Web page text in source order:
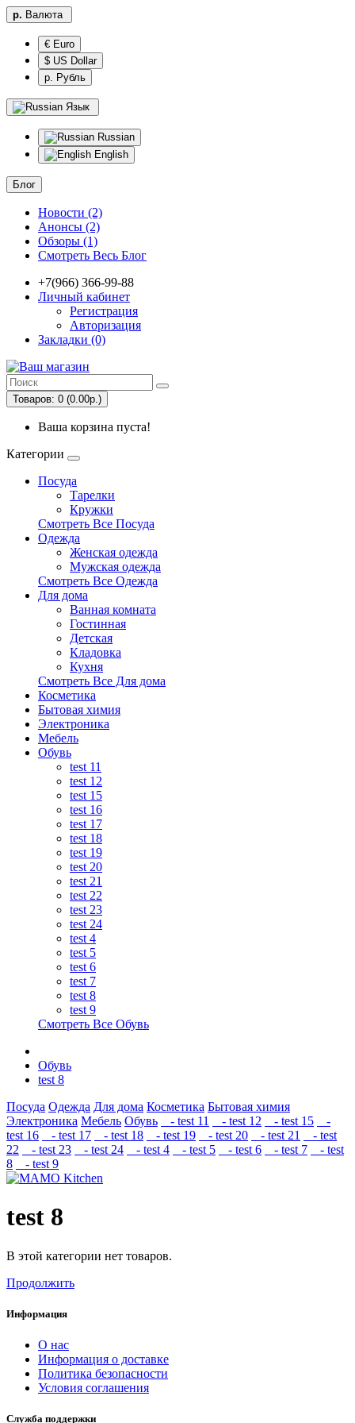
р. Валюта
€ Euro
$ US Dollar
р. Рубль
Язык
Russian
English
Блог
Новости (2)
Анонсы (2)
Обзоры (1)
Смотреть Весь Блог
+7(966) 366-99-88
Личный кабинет
Регистрация
Авторизация
Закладки (0)
Товаров: 0 (0.00р.)
Ваша корзина пуста!
Категории
Посуда
Тарелки
Кружки
Смотреть Все Посуда
Одежда
Женская одежда
Мужская одежда
Смотреть Все Одежда
Для дома
Ванная комната
Гостинная
Детская
Кладовка
Кухня
Смотреть Все Для дома
Косметика
Бытовая химия
Электроника
Мебель
Обувь
test 11
test 12
test 15
test 16
test 17
test 18
test 19
test 20
test 21
test 22
test 23
test 24
test 4
test 5
test 6
test 7
test 8
test 9
Смотреть Все Обувь
Обувь
test 8
Посуда Одежда Для дома Косметика Бытовая химия
Электроника Мебель Обувь - test 11 - test 12 - test 15
-
test 16
- test 17 - test 18 - test 19 - test 20 - test 21
- test
22
- test 23 - test 24 - test 4 - test 5 - test 6 - test 7
- test
8
- test 9
test 8
В этой категории нет товаров.
Продолжить
Информация
О нас
Информация о доставке
Политика безопасности
Условия соглашения
Служба поддержки